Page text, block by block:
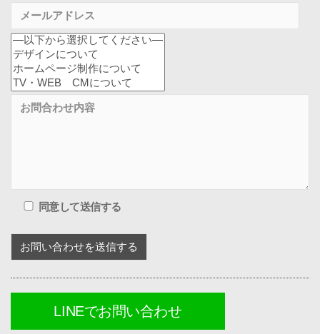
同意して送信する
LINEでお問い合わせ